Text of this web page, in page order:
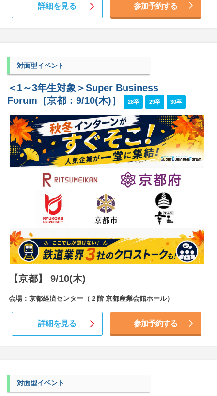
詳細を見る 参加予約する
対面型イベント
＜1～3年生対象＞Super Business
Forum［京都：9/10(木)］
28卒 29卒 30卒
【京都】 9/10(木)
会場：京都経済センター（２階 京都産業会館ホール）
詳細を見る 参加予約する
対面型イベント